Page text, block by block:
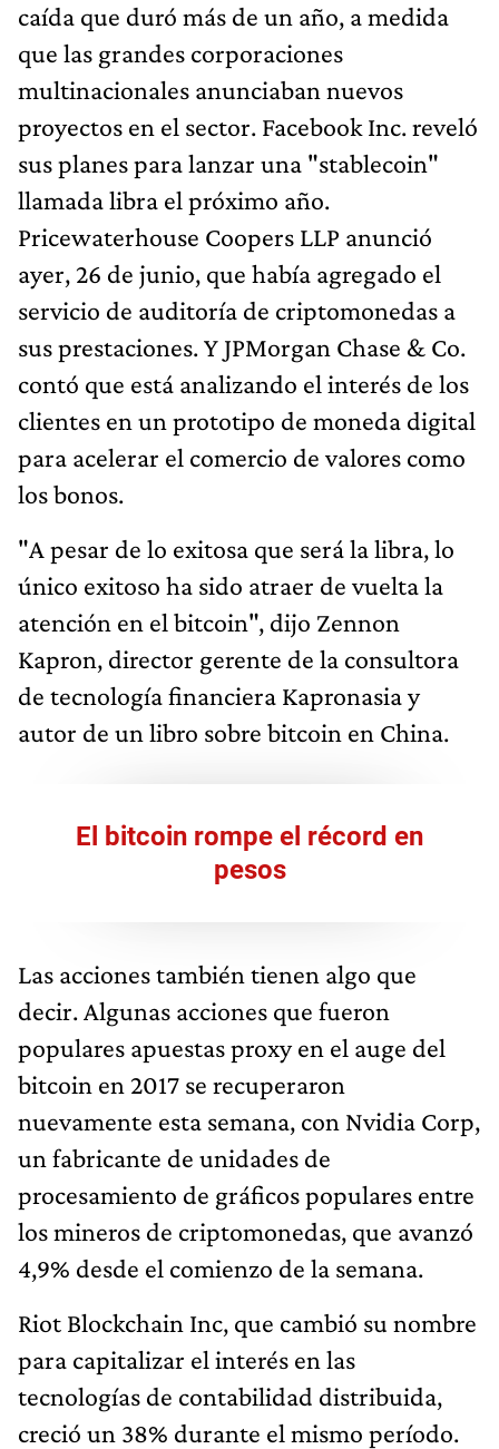
caída que duró más de un año, a medida
que las grandes corporaciones
multinacionales anunciaban nuevos
proyectos en el sector. Facebook Inc. reveló
sus planes para lanzar una "stablecoin"
llamada libra el próximo año.
Pricewaterhouse Coopers LLP anunció
ayer, 26 de junio, que había agregado el
servicio de auditoría de criptomonedas a
sus prestaciones. Y JPMorgan Chase & Co.
contó que está analizando el interés de los
clientes en un prototipo de moneda digital
para acelerar el comercio de valores como
los bonos.
"A pesar de lo exitosa que será la libra, lo
único exitoso ha sido atraer de vuelta la
atención en el bitcoin", dijo Zennon
Kapron, director gerente de la consultora
de tecnología financiera Kapronasia y
autor de un libro sobre bitcoin en China.
El bitcoin rompe el récord en
pesos
Las acciones también tienen algo que
decir. Algunas acciones que fueron
populares apuestas proxy en el auge del
bitcoin en 2017 se recuperaron
nuevamente esta semana, con Nvidia Corp,
un fabricante de unidades de
procesamiento de gráficos populares entre
los mineros de criptomonedas, que avanzó
4,9% desde el comienzo de la semana.
Riot Blockchain Inc, que cambió su nombre
para capitalizar el interés en las
tecnologías de contabilidad distribuida,
creció un 38% durante el mismo período.